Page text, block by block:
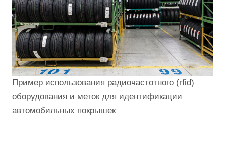
Пример использования радиочастотного (rfid)
оборудования и меток для идентификации
автомобильных покрышек